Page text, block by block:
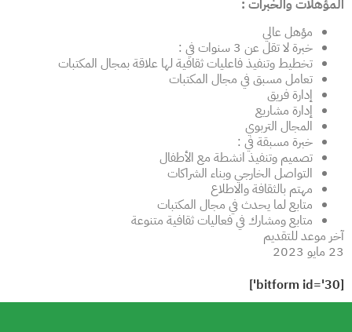
المؤهلات والخبرات :
مؤهل عالي
خبرةلا تقل عن 3 سنوات في :
تخطيط وتنفيذ فاعليات ثقافية لها علاقة بمجال المكتبات
تعامل مسبق في مجال المكتبات
إدارة فريق
إدارة مشاريع
المجال التربوي
خبرة مسبقة في :
تصميم وتنفيذ انشطة مع الأطفال
التواصل الخارجي وبناء الشراكات
مهتم بالثقافة والاطلاع
متابع لما يحدث في مجال المكتبات
متابع ومشارك في فعاليات ثقافية متنوعة
آخر موعد للتقديم
23 مايو 2023
[bitform id='30']